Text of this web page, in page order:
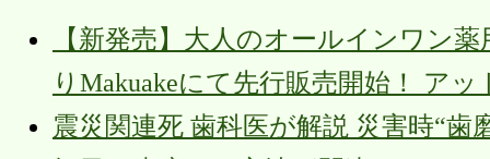
【新発売】大人のオールインワン
りMakuakeにて先行販売開始！ ア
震災関連死 歯科医が解説 災害時“歯